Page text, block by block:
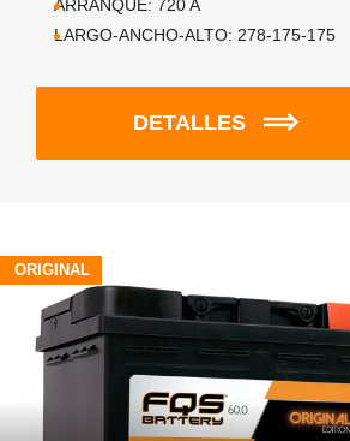
ARRANQUE: 720A
LARGO-ANCHO-ALTO: 278-175-175
DETALLES
ORIGINAL